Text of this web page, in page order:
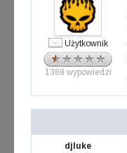
Użytkownik
1388 wypowiedzi
djluke